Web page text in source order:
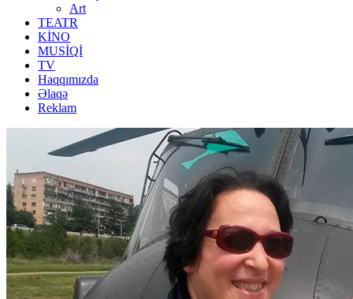
Art
TEATR
KİNO
MUSİQİ
TV
Haqqımızda
Əlaqə
Reklam